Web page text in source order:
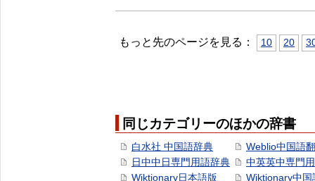
もっと先のページを見る： 10 20
同じカテゴリーのほかの辞書
白水社 中国語辞典
日中中日専門用語辞典
Wiktionary日本語版
Weblio中国語
中英英中専門
Wiktionary中国